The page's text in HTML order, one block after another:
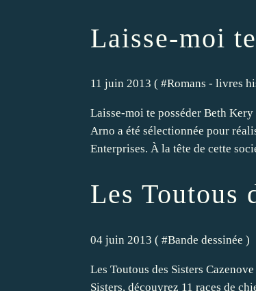
Laisse-moi
11 juin 2013 ( #Romans - livres
Laisse-moi te posséder Beth
Arno a été sélectionnée pour
Enterprises. À la tête de cette
Les Toutous
04 juin 2013 ( #Bande dessinée )
Les Toutous des Sisters
Sisters, découvrez 11 races de